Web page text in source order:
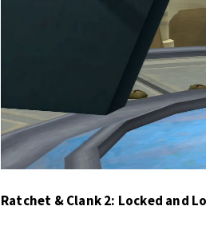
Ratchet & Clank 2: Locked and